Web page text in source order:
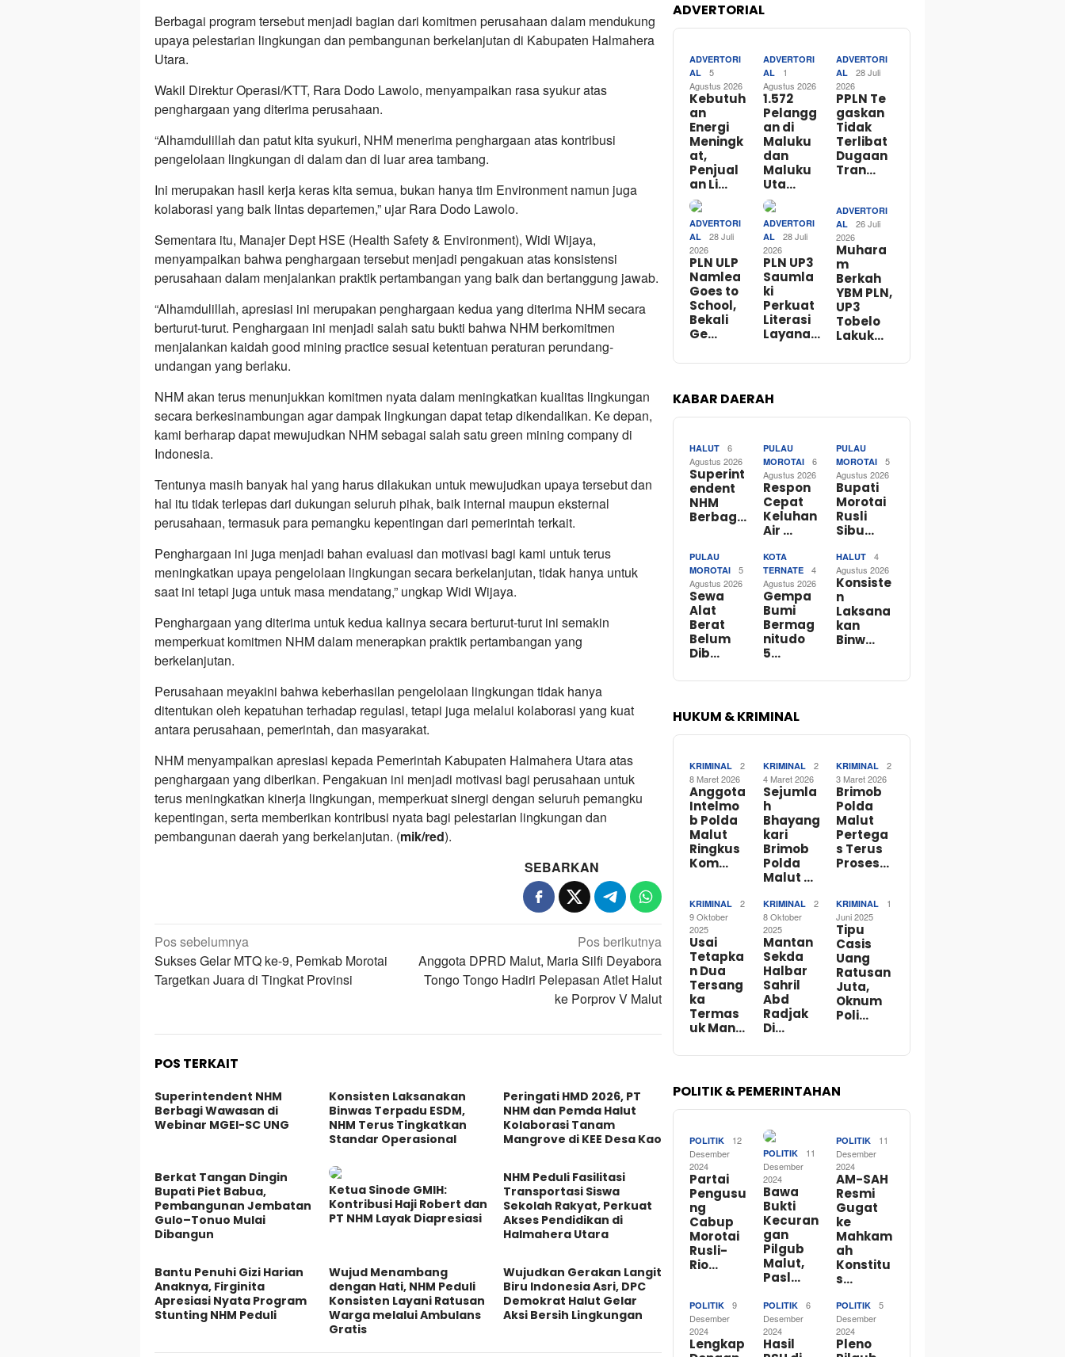
Berbagai program tersebut menjadi bagian dari komitmen perusahaan dalam mendukung
upaya pelestarian lingkungan dan pembangunan berkelanjutan di Kabupaten Halmahera
Utara.
Wakil Direktur Operasi/KTT, Rara Dodo Lawolo, menyampaikan rasa syukur atas
penghargaan yang diterima perusahaan.
“Alhamdulillah dan patut kita syukuri, NHM menerima penghargaan atas kontribusi
pengelolaan lingkungan di dalam dan di luar area tambang.
Ini merupakan hasil kerja keras kita semua, bukan hanya tim Environment namun juga
kolaborasi yang baik lintas departemen,” ujar Rara Dodo Lawolo.
Sementara itu, Manajer Dept HSE (Health Safety & Environment), Widi Wijaya,
menyampaikan bahwa penghargaan tersebut menjadi pengakuan atas konsistensi
perusahaan dalam menjalankan praktik pertambangan yang baik dan bertanggung jawab.
“Alhamdulillah, apresiasi ini merupakan penghargaan kedua yang diterima NHM secara
berturut-turut. Penghargaan ini menjadi salah satu bukti bahwa NHM berkomitmen
menjalankan kaidah good mining practice sesuai ketentuan peraturan perundang-
undangan yang berlaku.
NHM akan terus menunjukkan komitmen nyata dalam meningkatkan kualitas lingkungan
secara berkesinambungan agar dampak lingkungan dapat tetap dikendalikan. Ke depan,
kami berharap dapat mewujudkan NHM sebagai salah satu green mining company di
Indonesia.
Tentunya masih banyak hal yang harus dilakukan untuk mewujudkan upaya tersebut dan
hal itu tidak terlepas dari dukungan seluruh pihak, baik internal maupun eksternal
perusahaan, termasuk para pemangku kepentingan dari pemerintah terkait.
Penghargaan ini juga menjadi bahan evaluasi dan motivasi bagi kami untuk terus
meningkatkan upaya pengelolaan lingkungan secara berkelanjutan, tidak hanya untuk
saat ini tetapi juga untuk masa mendatang,” ungkap Widi Wijaya.
Penghargaan yang diterima untuk kedua kalinya secara berturut-turut ini semakin
memperkuat komitmen NHM dalam menerapkan praktik pertambangan yang
berkelanjutan.
Perusahaan meyakini bahwa keberhasilan pengelolaan lingkungan tidak hanya
ditentukan oleh kepatuhan terhadap regulasi, tetapi juga melalui kolaborasi yang kuat
antara perusahaan, pemerintah, dan masyarakat.
NHM menyampaikan apresiasi kepada Pemerintah Kabupaten Halmahera Utara atas
penghargaan yang diberikan. Pengakuan ini menjadi motivasi bagi perusahaan untuk
terus meningkatkan kinerja lingkungan, memperkuat sinergi dengan seluruh pemangku
kepentingan, serta memberikan kontribusi nyata bagi pelestarian lingkungan dan
pembangunan daerah yang berkelanjutan. (mik/red).
SEBARKAN
Navigasi
pos
Pos sebelumnya
Sukses Gelar MTQ ke-9, Pemkab Morotai
Targetkan Juara di Tingkat Provinsi
Pos berikutnya
Anggota DPRD Malut, Maria Silfi Deyabora
Tongo Tongo Hadiri Pelepasan Atlet Halut
ke Porprov V Malut
POS TERKAIT
Superintendent NHM
Berbagi Wawasan di
Webinar MGEI-SC UNG
Konsisten Laksanakan
Binwas Terpadu ESDM,
NHM Terus Tingkatkan
Standar Operasional
Peringati HMD 2026, PT
NHM dan Pemda Halut
Kolaborasi Tanam
Mangrove di KEE Desa Kao
Berkat Tangan Dingin
Bupati Piet Babua,
Pembangunan Jembatan
Gulo–Tonuo Mulai
Dibangun
Ketua Sinode GMIH:
Kontribusi Haji Robert dan
PT NHM Layak Diapresiasi
NHM Peduli Fasilitasi
Transportasi Siswa
Sekolah Rakyat, Perkuat
Akses Pendidikan di
Halmahera Utara
Bantu Penuhi Gizi Harian
Anaknya, Firginita
Apresiasi Nyata Program
Stunting NHM Peduli
Wujud Menambang
dengan Hati, NHM Peduli
Konsisten Layani Ratusan
Warga melalui Ambulans
Gratis
Wujudkan Gerakan Langit
Biru Indonesia Asri, DPC
Demokrat Halut Gelar
Aksi Bersih Lingkungan
ADVERTORIAL
ADVERTORI
AL
5
Agustus 2026
Kebutuh
an
Energi
Meningk
at,
Penjual
an Li…
ADVERTORI
AL
1
Agustus 2026
1.572
Pelangg
an di
Maluku
dan
Maluku
Uta…
ADVERTORI
AL
28 Juli
2026
PPLN Te
gaskan
Tidak
Terlibat
Dugaan
Tran…
ADVERTORI
AL
28 Juli
2026
PLN ULP
Namlea
Goes to
School,
Bekali
Ge…
ADVERTORI
AL
28 Juli
2026
PLN UP3
Saumla
ki
Perkuat
Literasi
Layana…
ADVERTORI
AL
26 Juli
2026
Muhara
m
Berkah
YBM PLN,
UP3
Tobelo
Lakuk…
KABAR DAERAH
HALUT
6
Agustus 2026
Superint
endent
NHM
Berbag…
PULAU
MOROTAI
6
Agustus 2026
Respon
Cepat
Keluhan
Air …
PULAU
MOROTAI
5
Agustus 2026
Bupati
Morotai
Rusli
Sibu…
PULAU
MOROTAI
5
Agustus 2026
Sewa
Alat
Berat
Belum
Dib…
KOTA
TERNATE
4
Agustus 2026
Gempa
Bumi
Bermag
nitudo
5…
HALUT
4
Agustus 2026
Konsiste
n
Laksana
kan
Binw…
HUKUM & KRIMINAL
KRIMINAL
2
8 Maret 2026
Anggota
Intelmo
b Polda
Malut
Ringkus
Kom…
KRIMINAL
2
4 Maret 2026
Sejumla
h
Bhayang
kari
Brimob
Polda
Malut …
KRIMINAL
2
3 Maret 2026
Brimob
Polda
Malut
Pertega
s Terus
Proses…
KRIMINAL
2
9 Oktober
2025
Usai
Tetapka
n Dua
Tersang
ka
Termas
uk Man…
KRIMINAL
2
8 Oktober
2025
Mantan
Sekda
Halbar
Sahril
Abd
Radjak
Di…
KRIMINAL
1
Juni 2025
Tipu
Casis
Uang
Ratusan
Juta,
Oknum
Poli…
POLITIK & PEMERINTAHAN
POLITIK
12
Desember
2024
Partai
Pengusu
ng
Cabup
Morotai
Rusli-
Rio…
POLITIK
11
Desember
2024
Bawa
Bukti
Kecuran
gan
Pilgub
Malut,
Pasl…
POLITIK
11
Desember
2024
AM-SAH
Resmi
Gugat
ke
Mahkam
ah
Konstitu
s…
POLITIK
9
Desember
2024
Lengkap
POLITIK
6
Desember
2024
Hasil
POLITIK
5
Desember
2024
Pleno